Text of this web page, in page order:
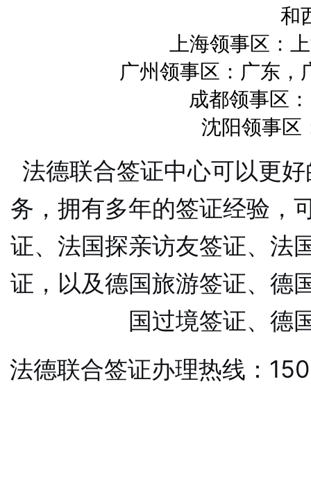
和
上海领事区：
广州领事区：广东，
成都领事区
沈阳领事区
法德联合签证中心可以更
务，拥有多年的签证经验，
证、法国探亲访友签证、法
证，以及德国旅游签证、德
国过境签证、德
法德联合签证办理热线：